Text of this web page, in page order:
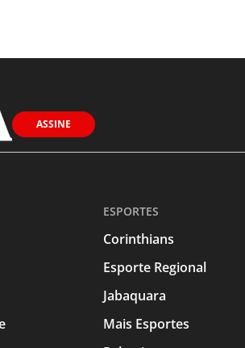
ASSINE
ESPORTES
Corinthians
Esporte Regional
Jabaquara
Mais Esportes